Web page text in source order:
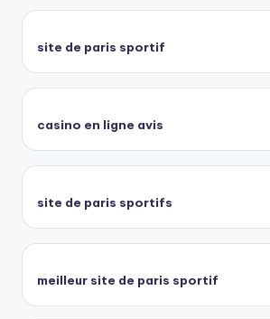
site de paris sportif
casino en ligne avis
site de paris sportifs
meilleur site de paris sportif